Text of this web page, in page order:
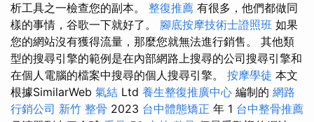
析工具之一檢查您的副本。 整復推薦 有很多，他們都做同
樣的事情，谷歌一下就好了。 腳底按摩技術士證照班 如果
您的網站沒有獲得流量，那麼您就無法進行銷售。 其他類
型的搜尋引擎的範例是在內部網路上搜尋的公司搜尋引擎和
在個人電腦的檔案中搜尋的個人搜尋引擎。 按摩學徒 本文
根據SimilarWeb 氣結 Ltd 養生整復推廣中心 編制的 網路
行銷公司 新竹 整骨 2023 台中體態矯正 年 1 台中整骨推薦